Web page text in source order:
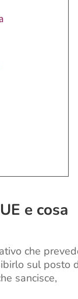
e cosa
che
sul posto
sancisce,